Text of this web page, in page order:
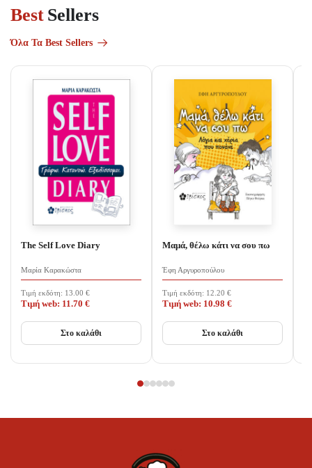
Sellers
Best
Όλα Τα Best Sellers
The Self Love Diary
Μαρία Καρακώστα
Τιμή εκδότη: 13.00 €
Τιμή web: 11.70 €
Στο καλάθι
Μαμά, θέλω κάτι να σου πω
Έφη Αργυροπούλου
Τιμή εκδότη: 12.20 €
Τιμή web: 10.98 €
Στο καλάθι